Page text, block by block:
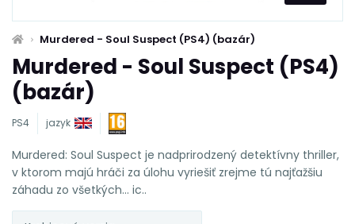
Murdered - Soul Suspect (PS4) (bazár)
Murdered - Soul Suspect (PS4)
(bazár)
PS4 jazyk
Murdered: Soul Suspect je nadprirodzený detektívny thriller,
v ktorom majú hráči za úlohu vyriešiť zrejme tú najťažšiu
záhadu zo všetkých... ic..